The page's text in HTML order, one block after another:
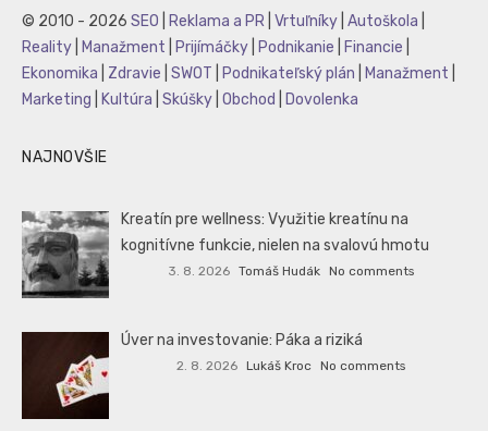
© 2010 - 2026 SEO Reklama a PR Vrtuľníky Autoškola
Reality
Manažment Prijímáčky Podnikanie Financie
Ekonomika
Zdravie SWOT Podnikateľský plán Manažment
Marketing
Kultúra Skúšky Obchod Dovolenka
NAJNOVŠIE
Kreatín pre wellness: Využitie kreatínu na
kognitívne funkcie, nielen na svalovú hmotu
3. 8. 2026 Tomáš Hudák No comments
Úver na investovanie: Páka a riziká
2. 8. 2026 Lukáš Kroc No comments